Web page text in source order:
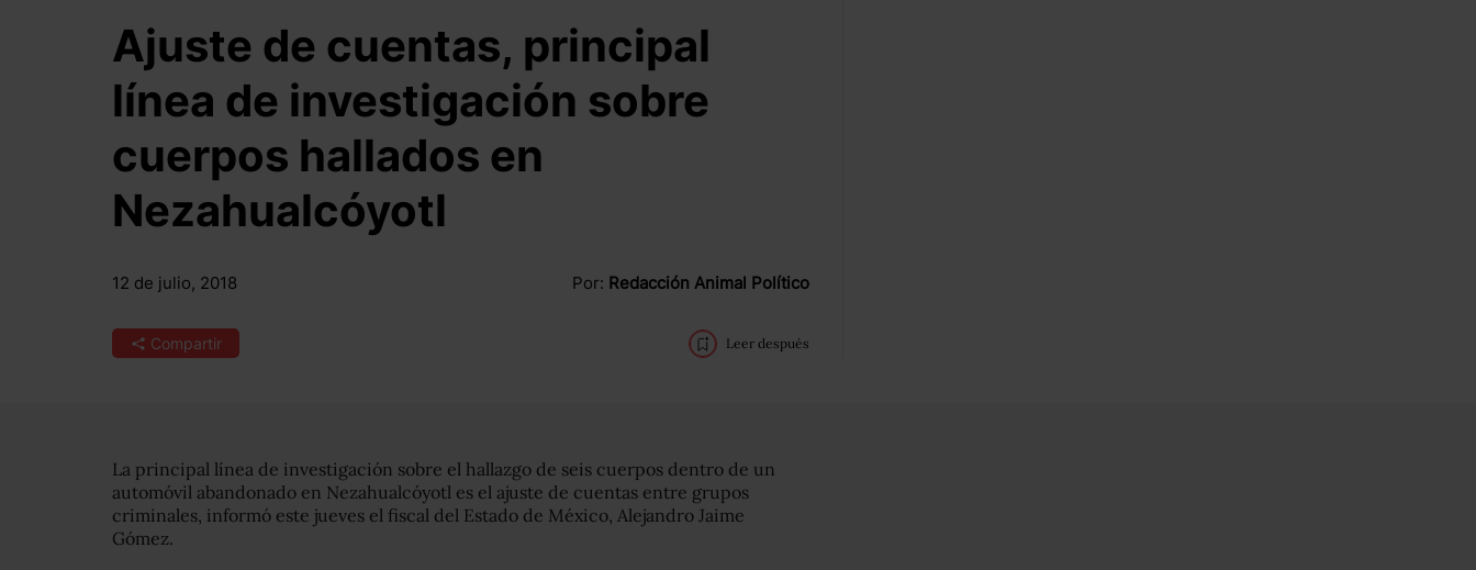
Ajuste de cuentas, principal
línea de investigación sobre
cuerpos hallados en
Nezahualcóyotl
12 de julio, 2018 Por: Redacción Animal Político
Compartir Leer después
La principal línea de investigación sobre el hallazgo de seis cuerpos dentro de un
automóvil abandonado en Nezahualcóyotl es el ajuste de cuentas entre grupos
criminales, informó este jueves el fiscal del Estado de México, Alejandro Jaime
Gómez.